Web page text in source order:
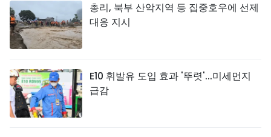
총리, 북부 산악지역 등 집중호우에 선제
대응 지시
E10 휘발유 도입 효과 '뚜렷'...미세먼지
급감